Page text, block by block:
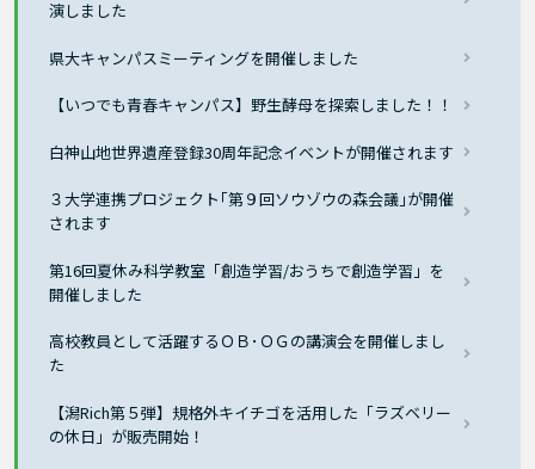
演しました
県大キャンパスミーティングを開催しました
【いつでも青春キャンパス】野生酵母を探索しました！！
白神山地世界遺産登録30周年記念イベントが開催されます
３大学連携プロジェクト｢第９回ソウゾウの森会議｣が開催
されます
第16回夏休み科学教室「創造学習/おうちで創造学習」を
開催しました
高校教員として活躍するＯＢ･ＯＧの講演会を開催しまし
た
【潟Rich第５弾】規格外キイチゴを活用した「ラズベリー
の休日」が販売開始！